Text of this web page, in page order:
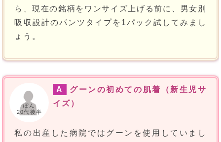
ら、現在の銘柄をワンサイズ上げる前に、男女別
吸収設計のパンツタイプを1パック試してみまし
ょう。
ぽん
20代後半
A
グーンの初めての肌着（新生児サ
イズ）
私の出産した病院ではグーンを使用していまし